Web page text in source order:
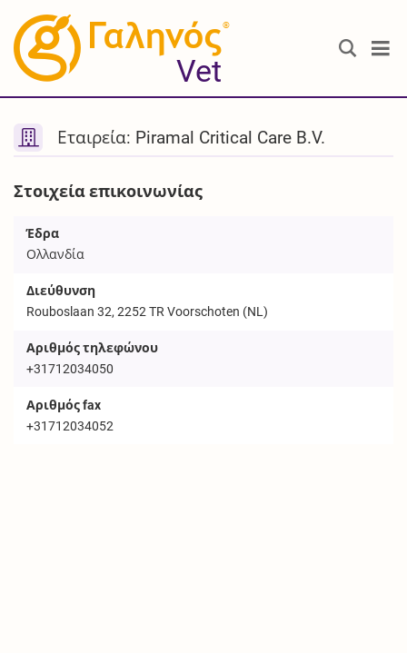
®
Vet
Εταιρεία: Piramal Critical Care B.V.
Στοιχεία επικοινωνίας
Έδρα
Ολλανδία
Διεύθυνση
Rouboslaan 32, 2252 TR Voorschoten (NL)
Αριθμός τηλεφώνου
+31712034050
Αριθμός fax
+31712034052